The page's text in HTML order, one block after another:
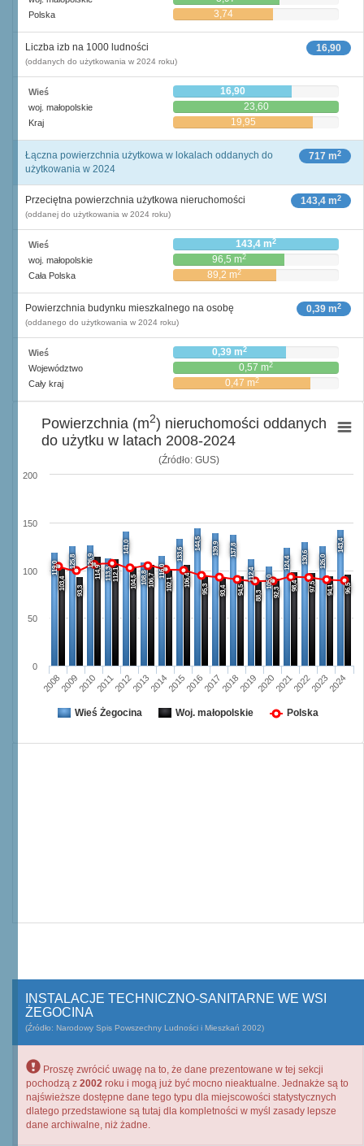
Polska 3,74
16,90
Liczba izb na 1000 ludności
(oddanych do użytkowania w 2024 roku)
Wieś 16,90
woj. małopolskie 23,60
Kraj 19,95
717 m2
Łączna powierzchnia użytkowa w lokalach oddanych do
użytkowania w 2024
143,4 m2
Przeciętna powierzchnia użytkowa nieruchomości
(oddanej do użytkowania w 2024 roku)
Wieś 143,4 m2
woj. małopolskie 96,5 m2
Cała Polska 89,2 m2
0,39 m2
Powierzchnia budynku mieszkalnego na osobę
(oddanego do użytkowania w 2024 roku)
Wieś 0,39 m2
Województwo 0,57 m2
Cały kraj 0,47 m2
(Źródło: GUS)
119,0 125,8
126,9
113,3
141,0
108,8
116,0
133,6
144,5 139,9
137,8
112,4
105,0
124,4 130,6 126,0
143,4
103,4 93,3
114,9 112,1 104,5 106,7 102,1 106,4
95,3 93,4 94,5 88,3 92,3
98,4 97,5 94,1 96,5
20082009201020112012201320142015201620172018201920202021202220232024
0
50
100
150
200
Powierzchnia (m2) nieruchomości oddanych
do użytku w latach 2008-2024
Wieś Żegocina Woj. małopolskie Polska
INSTALACJE TECHNICZNO-SANITARNE WE WSI
ŻEGOCINA
(Źródło: Narodowy Spis Powszechny Ludności i Mieszkań 2002)
Proszę zwrócić uwagę na to, że dane prezentowane w tej sekcji
pochodzą z 2002 roku i mogą już być mocno nieaktualne. Jednakże są to
najświeższe dostępne dane tego typu dla miejscowości statystycznych
dlatego przedstawione są tutaj dla kompletności w myśl zasady lepsze
dane archiwalne, niż żadne.